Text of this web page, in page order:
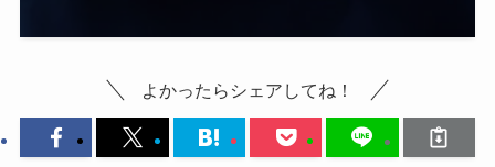
よかったらシェアしてね！